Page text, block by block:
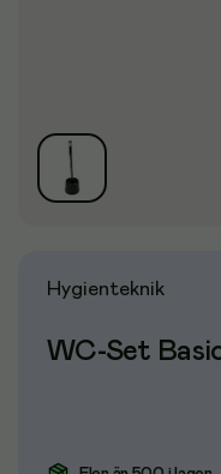
Hygienteknik
WC-Set